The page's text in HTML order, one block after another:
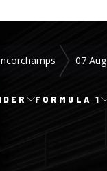
07 Aug
FORMULA 1